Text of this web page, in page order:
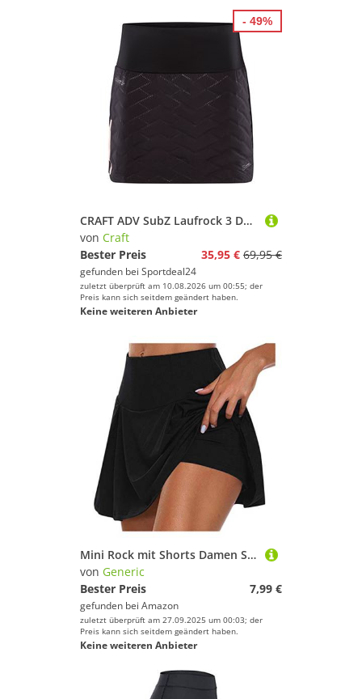
CRAFT ADV SubZ Laufrock 3 Damen 999000 - black XXL
von Craft
Bester Preis
35,95 € 69,95 €
gefunden bei Sportdeal24
zuletzt überprüft am 10.08.2026 um 00:55; der
Preis kann sich seitdem geändert haben.
Keine weiteren Anbieter
- 49%
Mini Rock mit Shorts Damen Sommer - Tennisrock Damen mit Hose- Skater Rock mit Hose Drunter Basic Dehnbaren High Waist Sportrock Laufröcke Golfrock Tennis Skort für Frauen Teenager Mädchen
von Generic
Bester Preis
7,99 €
gefunden bei Amazon
zuletzt überprüft am 27.09.2025 um 00:03; der
Preis kann sich seitdem geändert haben.
Keine weiteren Anbieter